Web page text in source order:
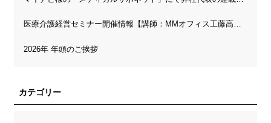
医療介護経営セミナー開催情報【講師：MMオフィス工藤高先生】
2026年 年頭のご挨拶
カテゴリー